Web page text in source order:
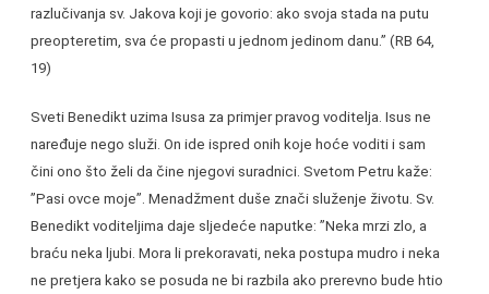
razlučivanja sv. Jakova koji je govorio: ako svoja stada na putu
preopteretim, sva će propasti u jednom jedinom danu.” (RB 64,
19)
Sveti Benedikt uzima Isusa za primjer pravog voditelja. Isus ne
naređuje nego služi. On ide ispred onih koje hoće voditi i sam
čini ono što želi da čine njegovi suradnici. Svetom Petru kaže:
”Pasi ovce moje”. Menadžment duše znači služenje životu. Sv.
Benedikt voditeljima daje sljedeće naputke: ”Neka mrzi zlo, a
braću neka ljubi. Mora li prekoravati, neka postupa mudro i neka
ne pretjera kako se posuda ne bi razbila ako prerevno bude htio